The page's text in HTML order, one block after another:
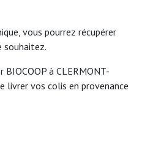
vous pourrez récupérer
souhaitez.
à CLERMONT-
livrer vos colis en provenance